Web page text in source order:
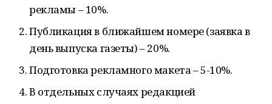
рекламы – 10%.
Публикация в ближайшем номере (заявка в
день выпуска газеты) – 20%.
Подготовка рекламного макета – 5-10%.
В отдельных случаях редакцией